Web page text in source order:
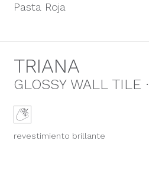
Pasta Roja
TRIANA
GLOSSY WALL TILE
revestimiento brillante